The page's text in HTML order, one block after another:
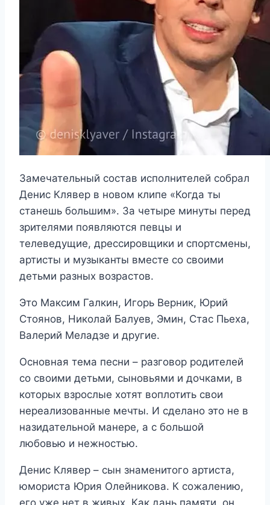
Замечательный состав исполнителей собрал
Денис Клявер в новом клипе «Когда ты
станешь большим». За четыре минуты перед
зрителями появляются певцы и
телеведущие, дрессировщики и спортсмены,
артисты и музыканты вместе со своими
детьми разных возрастов.
Это Максим Галкин, Игорь Верник, Юрий
Стоянов, Николай Балуев, Эмин, Стас Пьеха,
Валерий Меладзе и другие.
Основная тема песни – разговор родителей
со своими детьми, сыновьями и дочками, в
которых взрослые хотят воплотить свои
нереализованные мечты. И сделано это не в
назидательной манере, а с большой
любовью и нежностью.
Денис Клявер – сын знаменитого артиста,
юмориста Юрия Олейникова. К сожалению,